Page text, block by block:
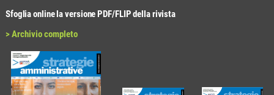
Sfoglia online la versione PDF/FLIP della rivista
> Archivio completo